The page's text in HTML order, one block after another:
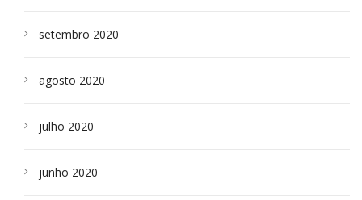
setembro 2020
agosto 2020
julho 2020
junho 2020